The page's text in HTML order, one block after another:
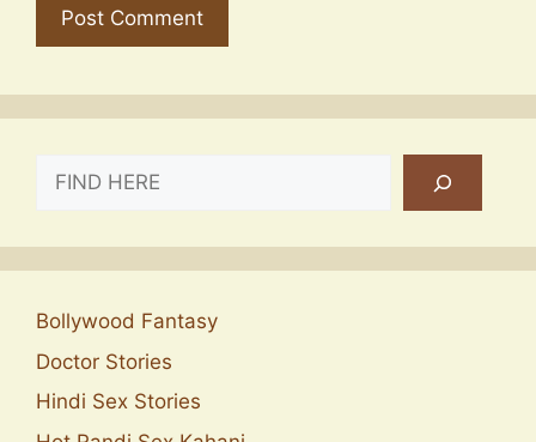
SEARCH
Bollywood Fantasy
Doctor Stories
Hindi Sex Stories